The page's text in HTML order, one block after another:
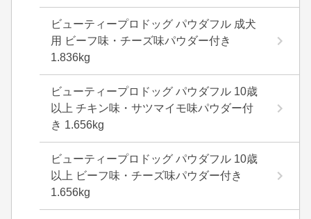
ビューティープロドッグ パウダフル 成犬
用 ビーフ味・チーズ味パウダー付き
1.836kg
ビューティープロドッグ パウダフル 10歳
以上 チキン味・サツマイモ味パウダー付
き 1.656kg
ビューティープロドッグ パウダフル 10歳
以上 ビーフ味・チーズ味パウダー付き
1.656kg